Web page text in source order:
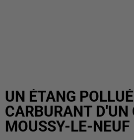
UN ÉTANG
CARBURANT
MOUSSY-LE-NEUF